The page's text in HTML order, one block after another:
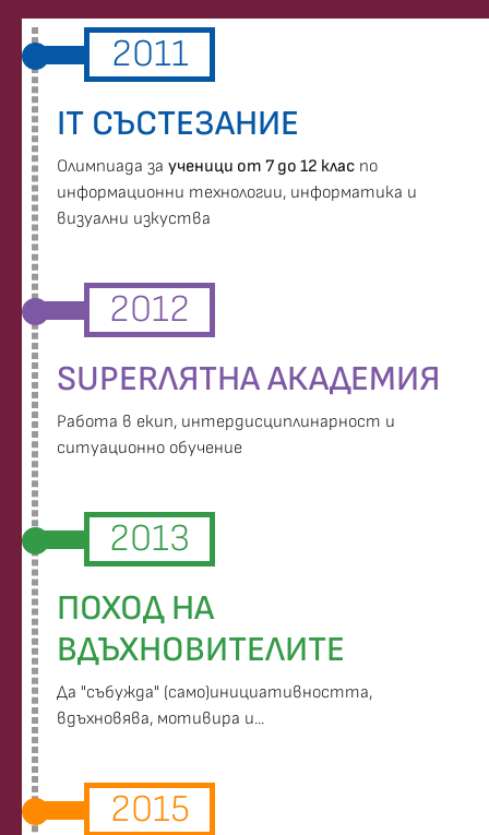
2011
IT СЪСТЕЗАНИЕ
Oлимпиада за ученици от 7 до 12 клас по
информационни технологии, информатика и
визуални изкуства
2012
SUPERЛЯТНА АКАДЕМИЯ
Работа в екип, интердисциплинарност и
ситуационно обучение
2013
ПОХОД НА
ВДЪХНОВИТЕЛИТЕ
Да "събужда" (само)инициативността,
вдъхновява, мотивира и...
2015